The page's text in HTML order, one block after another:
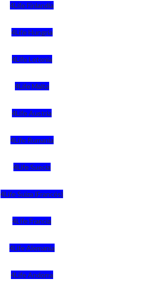
4Life Finlandia
4Life Hungria
4Life Letonia
4Life Malta
4Life Austria
4Life Rumania
4Life Suecia
4Life Suiza (Francés)
4Life Francia
4Life Alemania
4Life Andorra